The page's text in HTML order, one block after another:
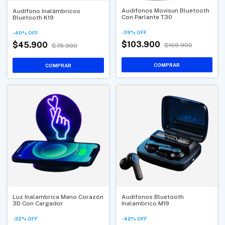
Audífono Inalámbricos
Bluetooth K19
-40% OFF
$45.900 $75.900
Audifonos Movisun Bluetooth
Con Parlante T30
-39% OFF
$103.900 $169.900
Luz Inalambrica Mano Corazón
3D Con Cargador
-32% OFF
Audifonos Bluetooth
Inalambrico M19
-42% OFF